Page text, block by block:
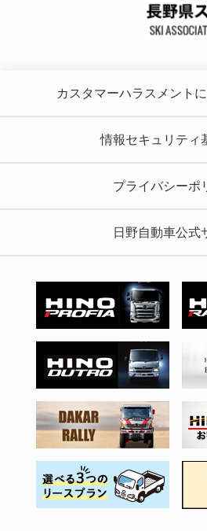
カスタマーハラスメント
情報セキュリティ
プライバシーポ
日野自動車公式